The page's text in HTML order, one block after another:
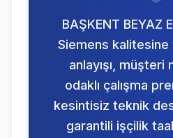
BAŞKENT BEYAZ
Siemens kalitesine
anlayışı, müşteri
odaklı çalışma
kesintisiz teknik
garantili işçilik